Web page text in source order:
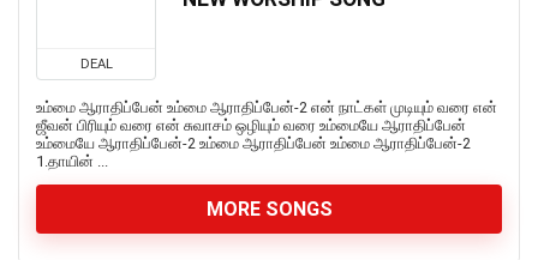
DEAL
உம்மை ஆராதிப்பேன் உம்மை ஆராதிப்பேன்-2 என் நாட்கள் முடியும் வரை என்
ஜீவன் பிரியும் வரை என் சுவாசம் ஒழியும் வரை உம்மையே ஆராதிப்பேன்
உம்மையே ஆராதிப்பேன்-2 உம்மை ஆராதிப்பேன் உம்மை ஆராதிப்பேன்-2
1.தாயின் ...
MORE SONGS